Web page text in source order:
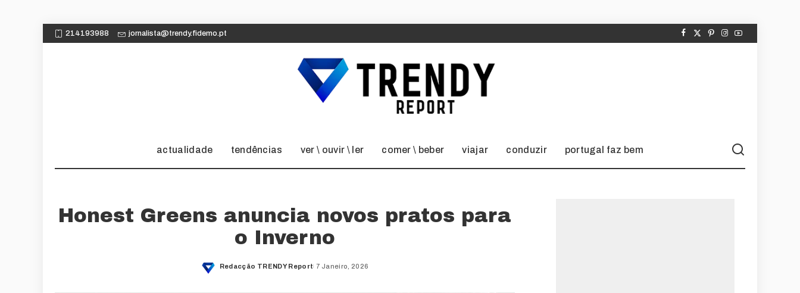
214193988 jornalista@trendy.fidemo.pt
actualidade tendências ver \ ouvir \ ler comer \ beber viajar conduzir portugal faz bem
Honest Greens anuncia novos pratos para
o Inverno
Posted
Redacção TRENDY Report 7 Janeiro, 2026